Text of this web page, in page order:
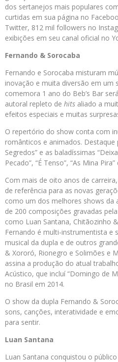
dos sertanejos mais populares
curtidas em sua página no
Twitter, 812 mil followers no
exibições em seu canal oficial no
Fernando & Sorocaba
Fernando e Sorocaba misturam
inovação e muita diversão em um
comemora 1 ano do Beb’s Bar
autoral repleto de hits aliado a
efeitos especiais e muitas
O repertório do show conta com
românticos e animados. Destaque
Segredos” e as baladíssimas
Pecado”, “É Tenso”, “As Mina
Com mais de oito anos de
de referência para as novas
como um dos melhores shows da
de 200 composições gravadas
como Luan Santana, Chitãozinho
Fernando é multi-instrumentista e
musical da dupla e de outros
& Xororó, Rionegro e Solimões e
assina a produção do atual
Acústico, que incluí “Domingo de
no Brasil em 2014.
O show da dupla Fernando &
sons, canções, interatividade e
para sentir.
Luan Santana
Luan Santana conquistou o